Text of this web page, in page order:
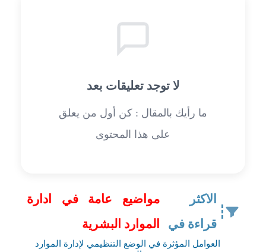
لا توجد تعليقات بعد
ما رأيك بالمقال : كن أول من يعلق
على هذا المحتوى
الاكثر
قراءة في
مواضيع عامة في ادارة
الموارد البشرية
العوامل المؤثرة في الوضع التنظيمي لإدارة الموارد